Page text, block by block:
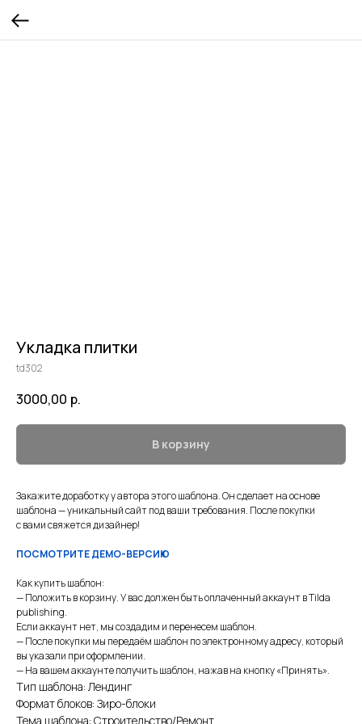
Укладка плитки
td302
3000,00 р.
В корзину
Закажите доработку у автора этого шаблона. Он сделает на основе
шаблона — уникальный сайт под ваши требования. После покупки
с вами свяжется дизайнер!
ПОСМОТРИТЕ ДЕМО-ВЕРСИЮ
Как купить шаблон:
— Положить в корзину. У вас должен быть оплаченный аккаунт в Tilda
publishing.
Если аккаунт нет, мы создадим и перенесем шаблон.
— После покупки мы передаём шаблон по электронному адресу, который
вы указали при оформлении.
— На вашем аккаунте получить шаблон, нажав на кнопку «Принять».
Тип шаблона: Лендинг
Формат блоков: Зиро-блоки
Тема шаблона: Строительство/Ремонт